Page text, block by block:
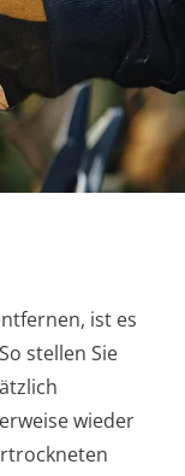
ist es
stellen Sie
wieder